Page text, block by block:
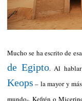
Mucho se ha escrito de
de Egipto. Al
Keops – la mayor y
mundo-, Kefrén o